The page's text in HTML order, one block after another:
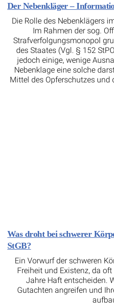
Der Nebenkläger –
Die Rolle des Nebenklägers
Im Rahmen der sog.
Strafverfolgungsmonopol
des Staates (Vgl. § 152
jedoch einige, wenige
Nebenklage eine solche
Mittel des Opferschutzes und
Was droht bei schwerer
StGB?
Ein Vorwurf der schweren
Freiheit und Existenz, da
Jahre Haft entscheiden.
Gutachten angreifen und